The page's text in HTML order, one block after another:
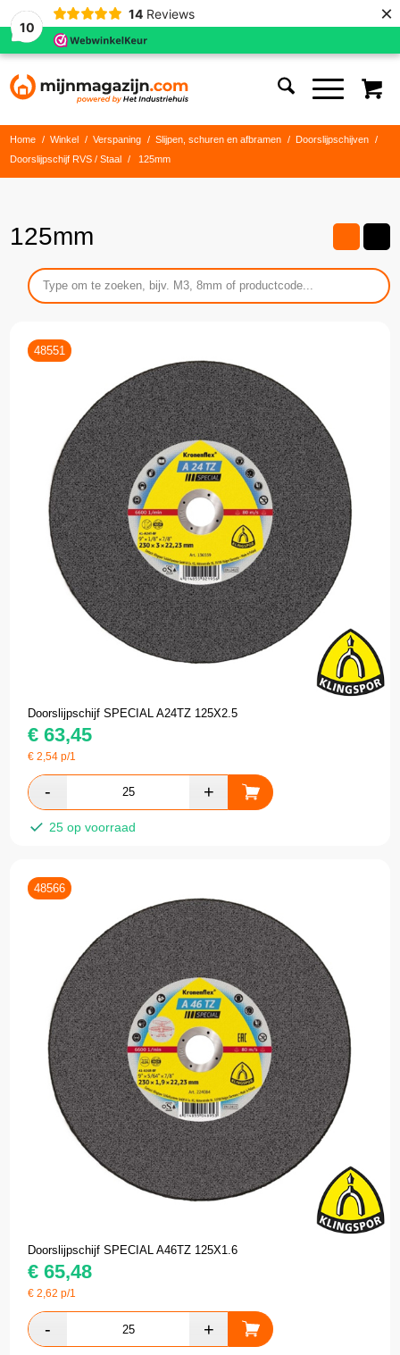
10
14 Reviews ×
Home / Winkel / Verspaning / Slijpen, schuren en afbramen / Doorslijpschijven
/
Doorslijpschijf RVS / Staal
/ 125mm
125mm
48551
Doorslijpschijf SPECIAL A24TZ 125X2.5
€ 63,45
€2,54 p/1
25 op voorraad
48566
Doorslijpschijf SPECIAL A46TZ 125X1.6
€ 65,48
€2,62 p/1